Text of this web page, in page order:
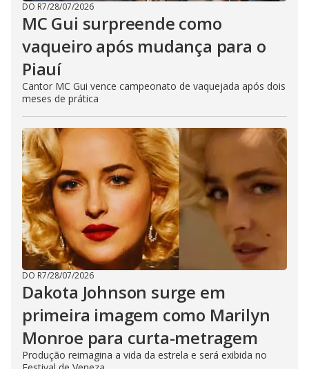
DO R7/28/07/2026
MC Gui surpreende como
vaqueiro após mudança para o
Piauí
Cantor MC Gui vence campeonato de vaquejada após dois
meses de prática
DO R7/28/07/2026
Dakota Johnson surge em
primeira imagem como Marilyn
Monroe para curta-metragem
Produção reimagina a vida da estrela e será exibida no